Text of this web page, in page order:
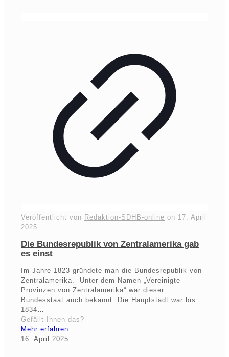
Veröffentlicht von Redaktion-SDHB-online on 17. April
2025
Die Bundesrepublik von Zentralamerika gab
es einst
Im Jahre 1823 gründete man die Bundesrepublik von
Zentralamerika. Unter dem Namen „Vereinigte
Provinzen von Zentralamerika“ war dieser
Bundesstaat auch bekannt. Die Hauptstadt war bis
1834…
Gefällt Ihnen das?
Mehr erfahren
16. April 2025